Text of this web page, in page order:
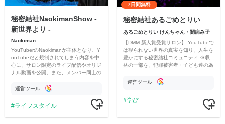
秘密結社NaokimanShow -
新世界より -
Naokiman
YouTuberのNaokimanが主体となり、Y
ouTubeだと規制されてしまう内容を中
心に、サロン限定のライブ配信やオリジ
ナル動画を公開。また、メンバー同士の
ただいています。
運営ツール
ライフスタイル
7日間無料
秘密結社あるごめとりい
あるごめとりい けんちゃん・闇病み子
【DMM 新人賞受賞サロン】 YouTubeで
は観られない世界の真実を知り、人生を
豊かにする秘密結社コミュニティ ※収
益の一部を、犯罪被害者・子ども達の為
す運営ツール
学び